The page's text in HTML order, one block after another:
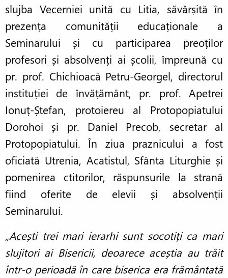
slujba Vecerniei unită cu Litia, săvârșită în
prezența comunității educaționale a
Seminarului și cu participarea preoților
profesori și absolvenți ai școlii, împreună cu
pr. prof. Chichioacă Petru-Georgel, directorul
instituției de învățământ, pr. prof. Apetrei
Ionuț-Ștefan, protoiereu al Protopopiatului
Dorohoi și pr. Daniel Precob, secretar al
Protopopiatului. În ziua praznicului a fost
oficiată Utrenia, Acatistul, Sfânta Liturghie și
pomenirea ctitorilor, răspunsurile la strană
fiind oferite de elevii și absolvenții
Seminarului.
„Acești trei mari ierarhi sunt socotiți ca mari
slujitori ai Bisericii, deoarece aceștia au trăit
într-o perioadă în care biserica era frământată